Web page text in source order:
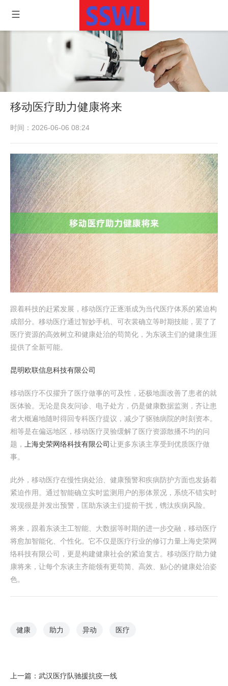
移动医疗助力健康将来
时间：2026-06-06 08:24
跟着科技的赶紧发展，移动医疗正逐渐成为当代医疗体系的紧迫构
成部分。移动医疗通过智妙手机、可衣裳确立等时期技能，罢了了
医疗资源的高效树立和健康处治的苟简化，为东谈主们的健康生涯
提供了全新可能。
昆明欧联信息科技有限公司
移动医疗不仅擢升了医疗做事的可及性，还极地面改善了患者的就
医体验。无论是良友问诊、电子处方，仍是健康数据监测，齐让患
者大概遍地随时得回专科医疗提议，减少了驱驰病院的时刻资本。
相等是在偏远地区，移动医疗灵验缓解了医疗资源散播不均的问
题，
上海史荣网络科技有限公司让更多东谈主享受到优质医疗做
事。
此外，移动医疗在慢性病处治、健康预警和疾病防护方面也发扬着
紧迫作用。通过智能确立实时监测用户的形体景况，系统不错实时
发现很是并发出预警，匡助东谈主们提前干扰，镌汰疾病风险。
将来，跟着东谈主工智能、大数据等时期的进一步交融，移动医疗
将愈加智能化、个性化。它不仅是医疗行业的修订力量上海史荣网
络科技有限公司，更是构建健康社会的紧迫复古。移动医疗助力健
康将来，让每个东谈主齐能领有更苟简、高效、贴心的健康处治姿
色。
健康 助力 异动 医疗
上一篇： 武汉医疗队驰援抗疫一线